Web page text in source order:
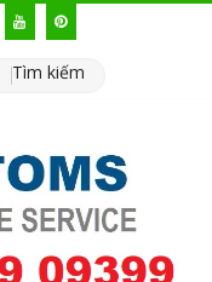
Tìm kiếm